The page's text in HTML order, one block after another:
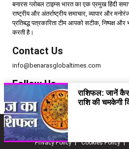
बनारस ग्लोबल टाइम्स भारत का एक प्रमुख हिंदी
राष्ट्रीय और अंतर्राष्ट्रीय समाचार, व्यापार और
प्रतिबद्ध पत्रकारिता टीम आपको सटीक, निष्पक्ष
करती है।
Contact Us
info@benarasglobaltimes.com
Follow Us
Copyright © 2025 | Benaras Global
Home
About Us
Privacy Policy
Cookies Policy